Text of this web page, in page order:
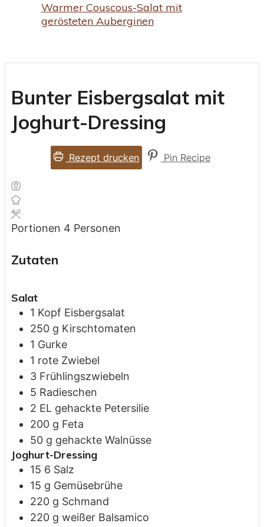
Warmer Couscous-Salat mit
gerösteten Auberginen
Bunter Eisbergsalat mit
Joghurt-Dressing
Rezept drucken Pin Recipe
Portionen 4 Personen
Zutaten
Salat
1 Kopf Eisbergsalat
250 g Kirschtomaten
1 Gurke
1 rote Zwiebel
3 Frühlingszwiebeln
5 Radieschen
2 EL gehackte Petersilie
200 g Feta
50 g gehackte Walnüsse
Joghurt-Dressing
15 6 Salz
15 g Gemüsebrühe
220 g Schmand
220 g weißer Balsamico